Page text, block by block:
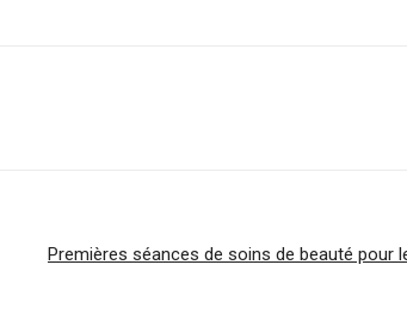
Premières séances de soins de beauté pour